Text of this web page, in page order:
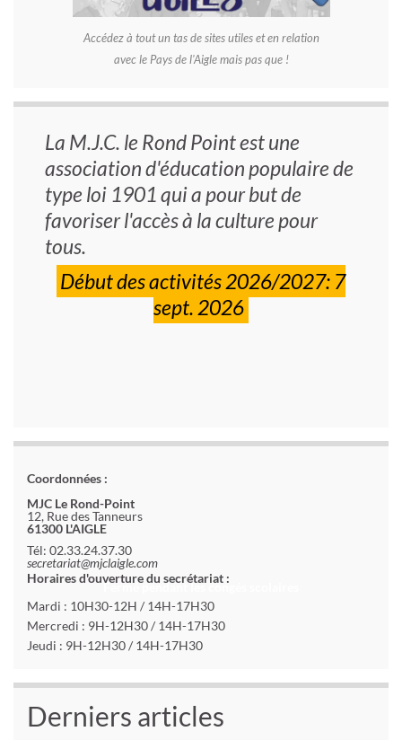
Accédez à tout un tas de sites utiles et en relation
avec le Pays de l'Aigle mais pas que !
La M.J.C. le Rond Point est une
association d'éducation populaire de
type loi 1901 qui a pour but de
favoriser l'accès à la culture pour
tous.
Début des activités 2026/2027: 7
sept. 2026
Coordonnées :
MJC Le Rond-Point
12, Rue des Tanneurs
61300 L'AIGLE
Tél: 02.33.24.37.30
secretariat@mjclaigle.com
Horaires d'ouverture du secrétariat :
Fermé pendant les congés scolaires
Mardi : 10H30-12H / 14H-17H30
Mercredi : 9H-12H30 / 14H-17H30
Jeudi : 9H-12H30 / 14H-17H30
Derniers articles